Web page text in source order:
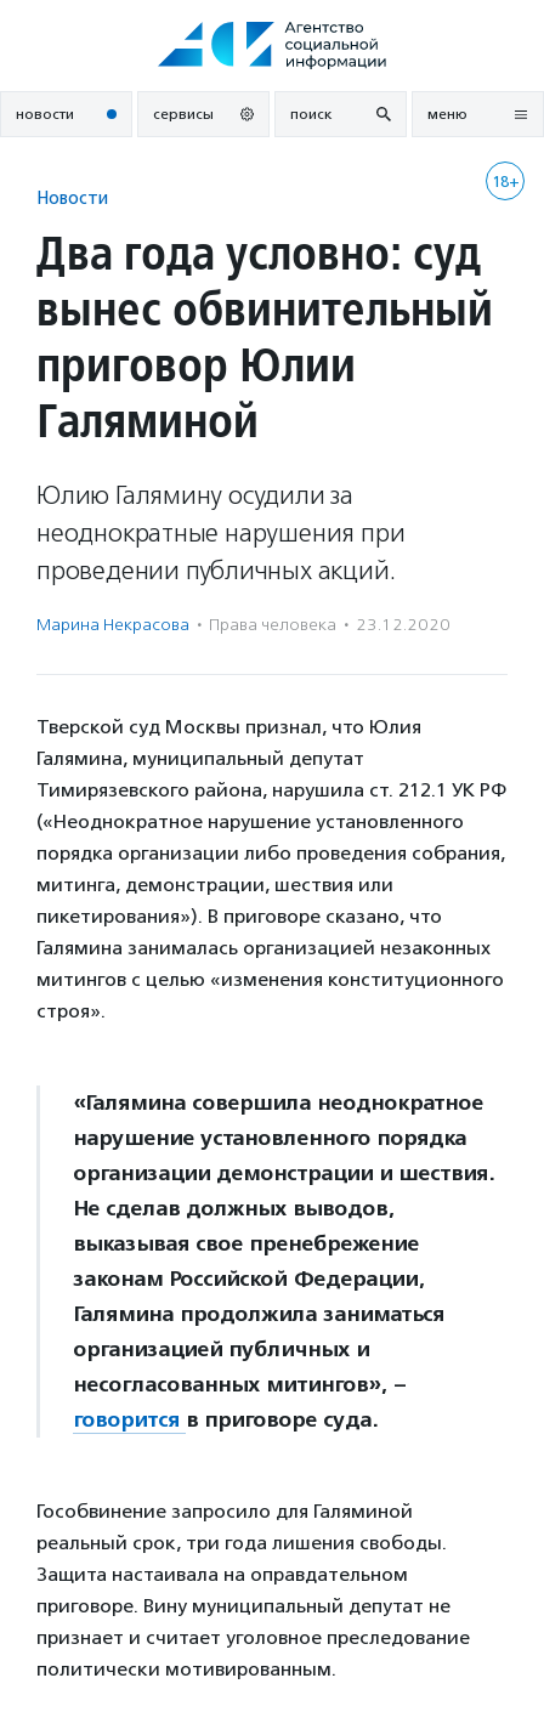
новости сервисы поиск меню
18+
Новости
Два года условно: суд
вынес обвинительный
приговор Юлии
Галяминой
Юлию Галямину осудили за
неоднократные нарушения при
проведении публичных акций.
Марина Некрасова · Права человека · 23.12.2020
Тверской суд Москвы признал, что Юлия
Галямина, муниципальный депутат
Тимирязевского района, нарушила ст. 212.1 УК РФ
(«Неоднократное нарушение установленного
порядка организации либо проведения собрания,
митинга, демонстрации, шествия или
пикетирования»). В приговоре сказано, что
Галямина занималась организацией незаконных
митингов с целью «изменения конституционного
строя».
«Галямина совершила неоднократное
нарушение установленного порядка
организации демонстрации и шествия.
Не сделав должных выводов,
выказывая свое пренебрежение
законам Российской Федерации,
Галямина продолжила заниматься
организацией публичных и
несогласованных митингов», –
говорится в приговоре суда.
Гособвинение запросило для Галяминой
реальный срок, три года лишения свободы.
Защита настаивала на оправдательном
приговоре. Вину муниципальный депутат не
признает и считает уголовное преследование
политически мотивированным.